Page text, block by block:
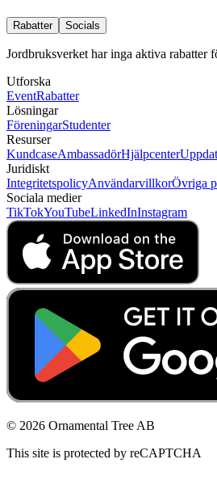
Rabatter Socials
Jordbruksverket har inga aktiva rabatter
Utforska
EventRabatter
Lösningar
FöreningarStudenter
Resurser
KundcaseAmbassadörHjälpcenter
Juridiskt
IntegritetspolicyAnvändarvillkorÖvriga
Sociala medier
TikTokYouTubeLinkedInInstagram
© 2026 Ornamental Tree AB
This site is protected by reCAPTCHA